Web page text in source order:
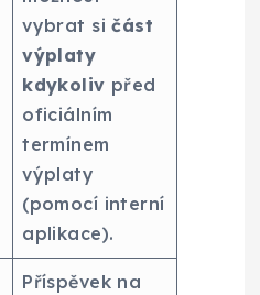
vybrat sičást
výplaty
kdykoliv před
oficiálním
termínem
výplaty
(pomocí interní
aplikace).
Příspěvek na